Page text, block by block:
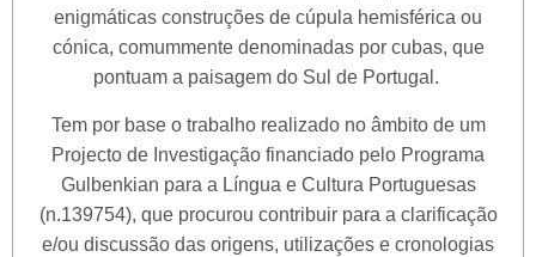
enigmáticas construções de cúpula hemisférica ou
cónica, comummente denominadas por cubas, que
pontuam a paisagem do Sul de Portugal.
Tem por base o trabalho realizado no âmbito de um
Projecto de Investigação financiado pelo Programa
Gulbenkian para a Língua e Cultura Portuguesas
(n.139754), que procurou contribuir para a clarificação
e/ou discussão das origens, utilizações e cronologias